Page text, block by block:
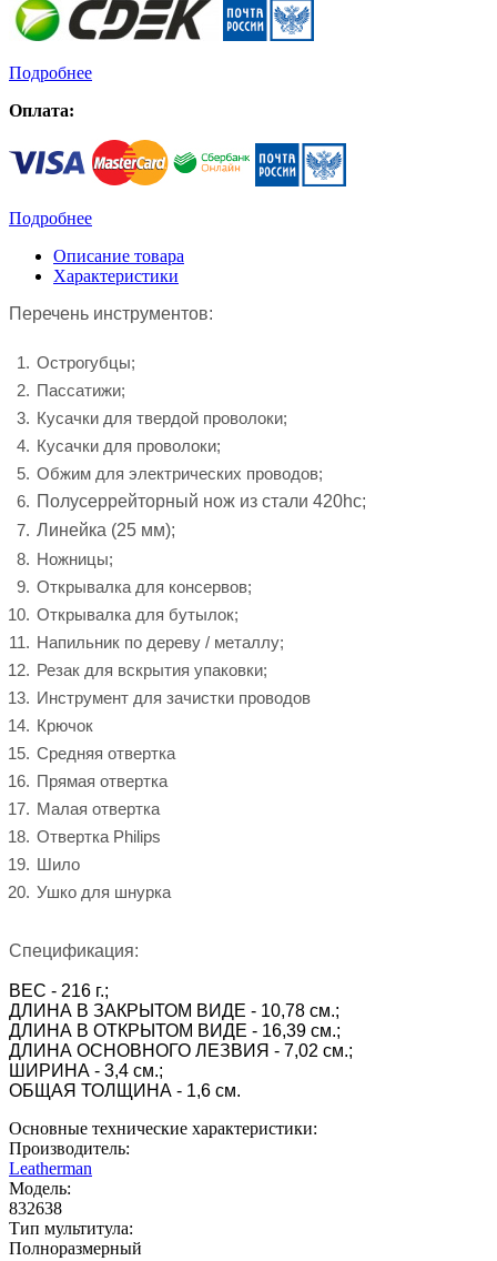
Подробнее
Оплата:
Подробнее
Описание товара
Характеристики
Перечень инструментов:
Острогубцы;
Пассатижи;
Кусачки для твердой проволоки;
Кусачки для проволоки;
Обжим для электрических проводов;
Полусеррейторный нож из стали 420hc;
Линейка (25 мм);
Ножницы;
Открывалка для консервов;
Открывалка для бутылок;
Напильник по дереву / металлу;
Резак для вскрытия упаковки;
Инструмент для зачистки проводов
Крючок
Средняя отвертка
Прямая отвертка
Малая отвертка
Отвертка Philips
Шило
Ушко для шнурка
Спецификация:
ВЕС - 216 г.;
ДЛИНА В ЗАКРЫТОМ ВИДЕ - 10,78 см.;
ДЛИНА В ОТКРЫТОМ ВИДЕ - 16,39 см.;
ДЛИНА ОСНОВНОГО ЛЕЗВИЯ - 7,02 см.;
ШИРИНА - 3,4 см.;
ОБЩАЯ ТОЛЩИНА - 1,6 см.
Основные технические характеристики:
Производитель:
Leatherman
Модель:
832638
Тип мультитула:
Полноразмерный